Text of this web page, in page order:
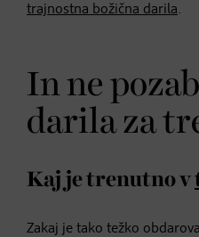
trajnostna božična darila.
In ne
darila za
Kaj je trenutno v
Zakaj je tako težko